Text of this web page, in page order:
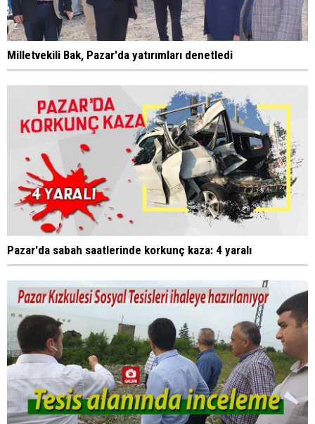
Milletvekili Bak, Pazar'da yatırımları denetledi
Pazar'da sabah saatlerinde korkunç kaza: 4 yaralı